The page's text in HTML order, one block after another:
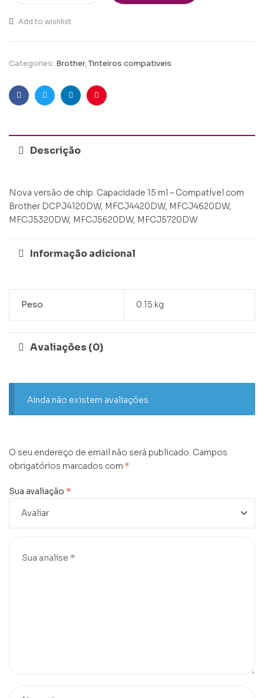
Add to wishlist
Categories: Brother,Tinteiros compativeis
FacebookTwitterLinkedinPinterest
Descrição
Nova versão de chip. Capacidade 15 ml – Compatível com
Brother DCPJ4120DW, MFCJ4420DW, MFCJ4620DW,
MFCJ5320DW, MFCJ5620DW, MFCJ5720DW
Informação adicional
Peso 0.15 kg
Avaliações (0)
Ainda não existem avaliações.
O seu endereço de email não será publicado. Campos
obrigatórios marcados com *
Sua avaliação *